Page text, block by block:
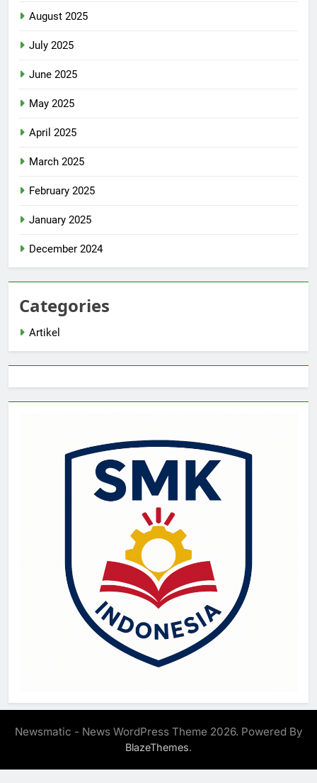
August 2025
July 2025
June 2025
May 2025
April 2025
March 2025
February 2025
January 2025
December 2024
Categories
Artikel
Newsmatic - News WordPress Theme 2026. Powered By
BlazeThemes.